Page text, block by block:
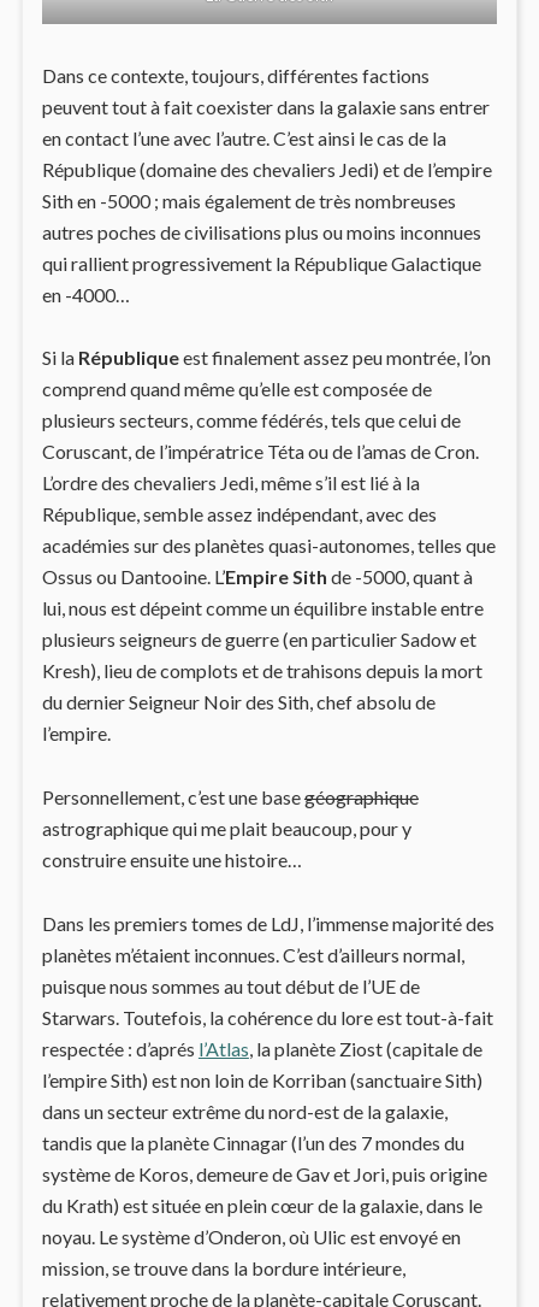
Dans ce contexte, toujours, différentes factions
peuvent tout à fait coexister dans la galaxie sans entrer
en contact l’une avec l’autre. C’est ainsi le cas de la
République (domaine des chevaliers Jedi) et de l’empire
Sith en -5000 ; mais également de très nombreuses
autres poches de civilisations plus ou moins inconnues
qui rallient progressivement la République Galactique
en -4000…
Si la Républiqueest finalement assez peu montrée, l’on
comprend quand même qu’elle est composée de
plusieurs secteurs, comme fédérés, tels que celui de
Coruscant, de l’impératrice Téta ou de l’amas de Cron.
L’ordre des chevaliers Jedi, même s’il est lié à la
République, semble assez indépendant, avec des
académies sur des planètes quasi-autonomes, telles que
Ossus ou Dantooine. L’Empire Sith de -5000, quant à
lui, nous est dépeint comme un équilibre instable entre
plusieurs seigneurs de guerre (en particulier Sadow et
Kresh), lieu de complots et de trahisons depuis la mort
du dernier Seigneur Noir des Sith, chef absolu de
l’empire.
Personnellement, c’est une basegéographique
astrographique qui me plait beaucoup, pour y
construire ensuite une histoire…
Dans les premiers tomes de LdJ, l’immense majorité des
planètes m’étaient inconnues. C’est d’ailleurs normal,
puisque nous sommes au tout début de l’UE de
Starwars. Toutefois, la cohérence du lore est tout-à-fait
respectée : d’aprés l’Atlas , la planète Ziost (capitale de
l’empire Sith) est non loin de Korriban (sanctuaire Sith)
dans un secteur extrême du nord-est de la galaxie,
tandis que la planète Cinnagar (l’un des 7 mondes du
système de Koros, demeure de Gav et Jori, puis origine
du Krath) est située en plein cœur de la galaxie, dans le
noyau. Le système d’Onderon, où Ulic est envoyé en
mission, se trouve dans la bordure intérieure,
relativement proche de la planète-capitale Coruscant.